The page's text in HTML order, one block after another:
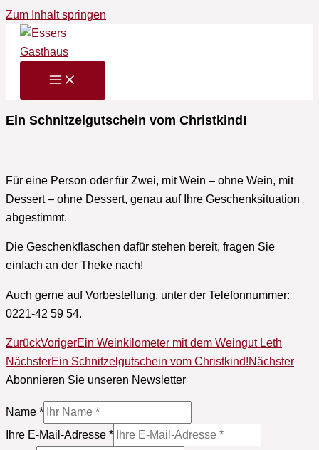
Zum Inhalt springen
Ein Schnitzelgutschein vom Christkind!
Für eine Person oder für Zwei, mit Wein – ohne Wein, mit
Dessert – ohne Dessert, genau auf Ihre Geschenksituation
abgestimmt.
Die Geschenkflaschen dafür stehen bereit, fragen Sie
einfach an der Theke nach!
Auch gerne auf Vorbestellung, unter der Telefonnummer:
0221-42 59 54.
ZurückVorigerEin Weinkilometer mit dem Weingut Leth
NächsterEin Schnitzelgutschein vom Christkind!Nächster
Abonnieren Sie unseren Newsletter
Name *
Ihre E-Mail-Adresse *